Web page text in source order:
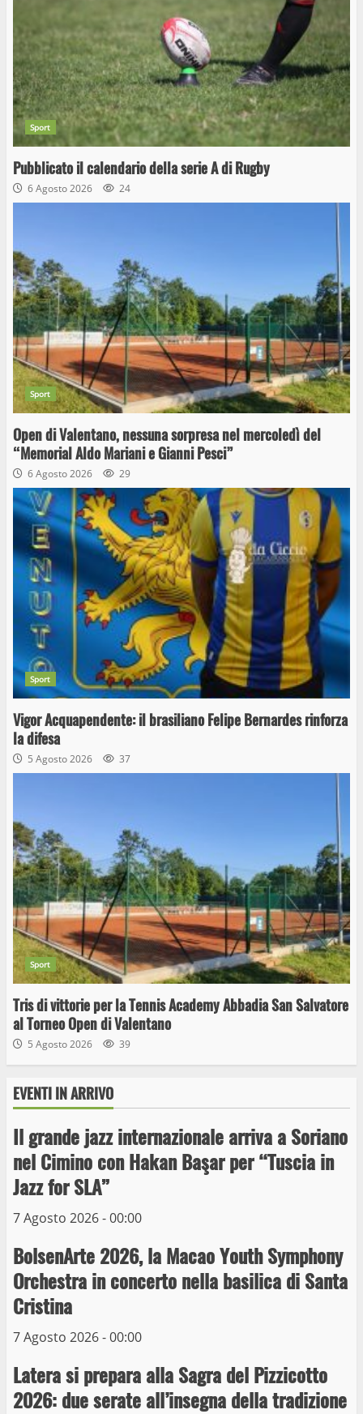
Sport
Pubblicato il calendario della serie A di Rugby
6 Agosto 2026 24
Sport
Open di Valentano, nessuna sorpresa nel mercoledì del
“Memorial Aldo Mariani e Gianni Pesci”
6 Agosto 2026 29
Sport
Vigor Acquapendente: il brasiliano Felipe Bernardes rinforza
la difesa
5 Agosto 2026 37
Sport
Tris di vittorie per la Tennis Academy Abbadia San Salvatore
al Torneo Open di Valentano
5 Agosto 2026 39
EVENTI IN ARRIVO
Il grande jazz internazionale arriva a Soriano
nel Cimino con Hakan Başar per “Tuscia in
Jazz for SLA”
7 Agosto 2026 - 00:00
BolsenArte 2026, la Macao Youth Symphony
Orchestra in concerto nella basilica di Santa
Cristina
7 Agosto 2026 - 00:00
Latera si prepara alla Sagra del Pizzicotto
2026: due serate all’insegna della tradizione
3
Wiplanet Baseball supera il Napoli
9 Maggio 2023
4
La Polizia di Stato arresta il ladro seriale
delle auto in sosta a Viterbo
10 Maggio 2023
5
Prorogata la mostra dei bozzetti di
Museo dei Portici
19 Gennaio 2023